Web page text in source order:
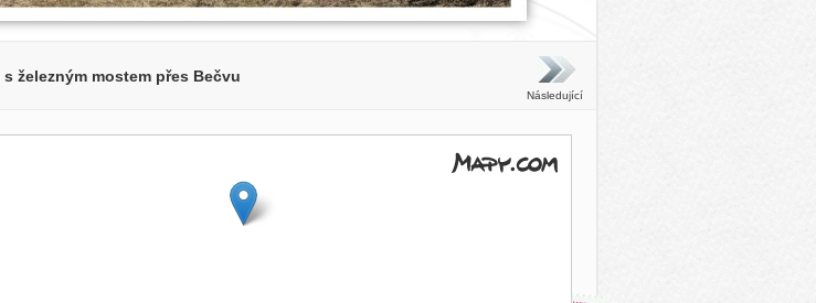
železným mostem přes Bečvu
Následující